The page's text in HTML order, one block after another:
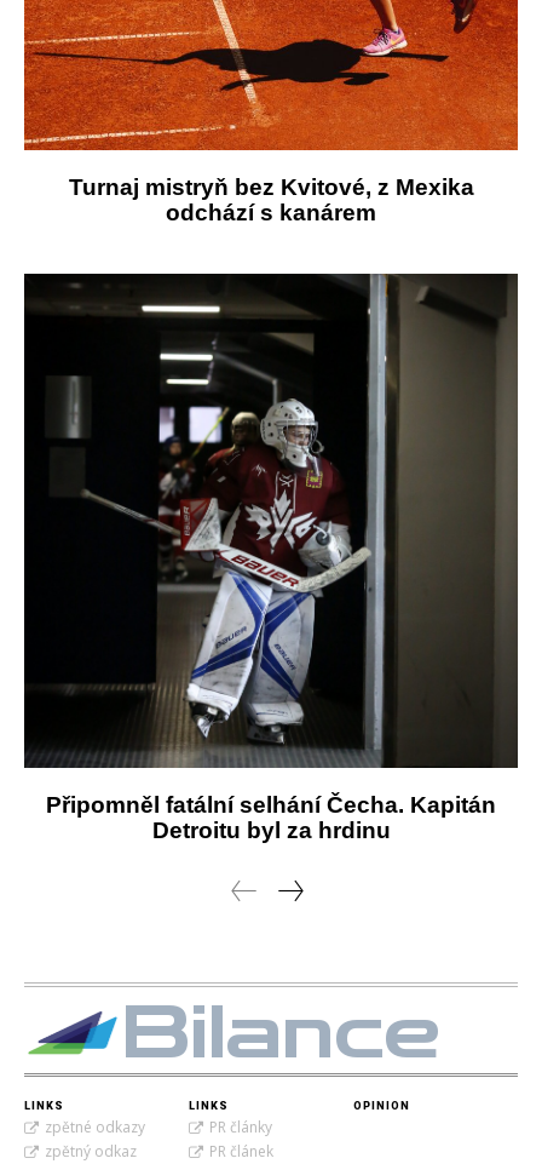
Turnaj mistryň bez Kvitové, z Mexika
odchází s kanárem
Připomněl fatální selhání Čecha. Kapitán
Detroitu byl za hrdinu
Bilance
LINKS
zpětné odkazy
zpětný odkaz
LINKS
PR články
PR článek
OPINION